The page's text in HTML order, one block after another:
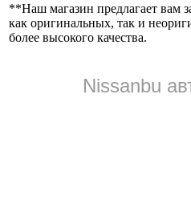
**Наш магазин предлагает
как оригинальных, так и
более высокого качества.
Nissanbu